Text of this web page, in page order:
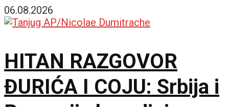
06.08.2026
HITAN RAZGOVOR
ĐURIĆA I COJU: Srbija i